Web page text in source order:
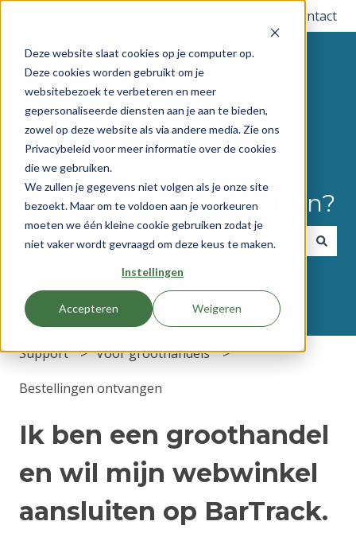
Deze website slaat cookies op je computer op.
Deze cookies worden gebruikt om je
websitebezoek te verbeteren en meer
gepersonaliseerde diensten aan je aan te bieden,
zowel op deze website als via andere media. Zie ons
Privacybeleid voor meer informatie over de cookies
die we gebruiken.
We zullen je gegevens niet volgen als je onze site
bezoekt. Maar om te voldoen aan je voorkeuren
moeten we één kleine cookie gebruiken zodat je
niet vaker wordt gevraagd om deze keus te maken.
Instellingen
Accepteren Weigeren
Contact
Hoe kunnen we je helpen?
Er zijn geen suggesties want het zoekveld is leeg.
Support Voor groothandels
Bestellingen ontvangen
Ik ben een groothandel
en wil mijn webwinkel
aansluiten op BarTrack.